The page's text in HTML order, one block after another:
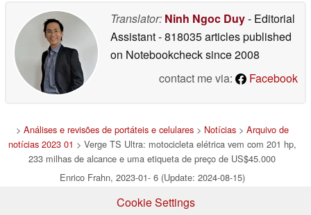
Translator: Ninh Ngoc Duy- Editorial
Assistant- 818035 articles published
on Notebookchecksince 2008
contact me via:
Facebook
> Análises e revisões de portáteis e celulares> Notícias> Arquivo de
notícias 2023 01 > Verge TS Ultra: motocicleta elétrica vem com 201 hp,
233 milhas de alcance e uma etiqueta de preço de US$45.000
Enrico Frahn, 2023-01- 6 (Update: 2024-08-15)
Cookie Settings